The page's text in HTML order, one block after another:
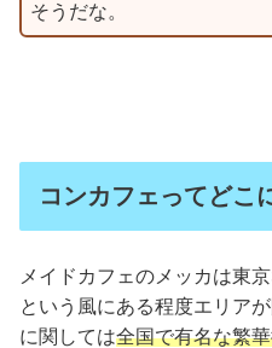
そうだな。
コンカフェってどこ
メイドカフェのメッカは東
という風にある程度エリア
に関しては全国で有名な繁